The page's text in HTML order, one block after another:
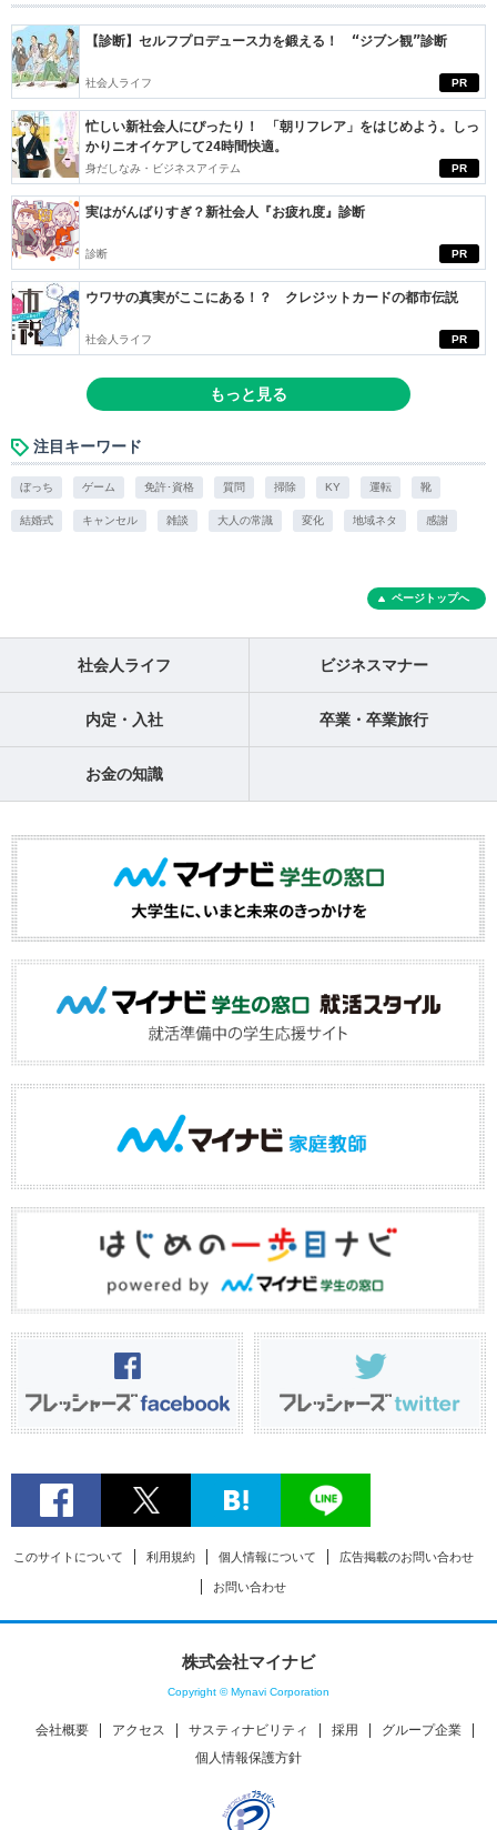
PR
【診断】セルフプロデュース力を鍛える！ “ジブン観”診断
社会人ライフ
PR
忙しい新社会人にぴったり！ 「朝リフレア」をはじめよう。しっ
かりニオイケアして24時間快適。
身だしなみ・ビジネスアイテム
PR
実はがんばりすぎ？新社会人『お疲れ度』診断
診断
PR
ウワサの真実がここにある！？ クレジットカードの都市伝説
社会人ライフ
もっと見る
注目キーワード
ぼっち ゲーム 免許･資格 質問 掃除 KY 運転 靴
結婚式 キャンセル 雑談 大人の常識 変化 地域ネタ 感謝
ページトップへ
社会人ライフ ビジネスマナー
内定・入社 卒業・卒業旅行
お金の知識
このサイトについて 利用規約 個人情報について 広告掲載のお問い合わせ
お問い合わせ
株式会社マイナビ
Copyright © Mynavi Corporation
会社概要 アクセス サスティナビリティ 採用
グループ企業
個人情報保護方針